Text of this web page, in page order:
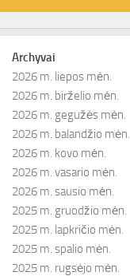
Archyvai
2026 m. liepos mėn.
2026 m. birželio mėn.
2026 m. gegužės mėn.
2026 m. balandžio mėn.
2026 m. kovo mėn.
2026 m. vasario mėn.
2026 m. sausio mėn.
2025 m. gruodžio mėn.
2025 m. lapkričio mėn.
2025 m. spalio mėn.
2025 m. rugsėjo mėn.